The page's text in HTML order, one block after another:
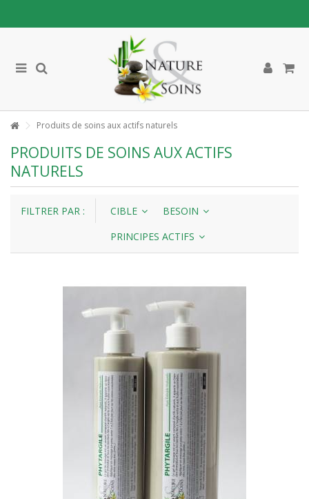
Produits de soins aux actifs naturels
PRODUITS DE SOINS AUX ACTIFS
NATURELS
FILTRER PAR : CIBLE
BESOIN
PRINCIPES ACTIFS